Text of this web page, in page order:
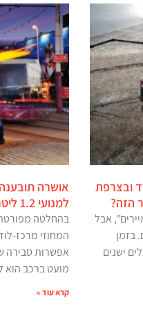
ובצרפת
הזה?
אבל
בזמן
ישנים
אושרה תובענה
למנועי 1.2 ליטר
בהחלטה
המחוזי מרכז-
אפשרות סבירה
מועט ברכב הוא
קרא עוד »